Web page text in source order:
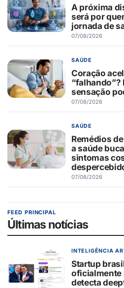
A próxima
será por
jornada de
07/08/2026
SAÚDE
Coração
“falhando”?
sensação
07/08/2026
SAÚDE
Remédios
a saúde
sintomas
07/08/2026
FEED PRINCIPAL
Últimas notícias
INTELIGÊNCIA
Startup
oficialmente
detecta